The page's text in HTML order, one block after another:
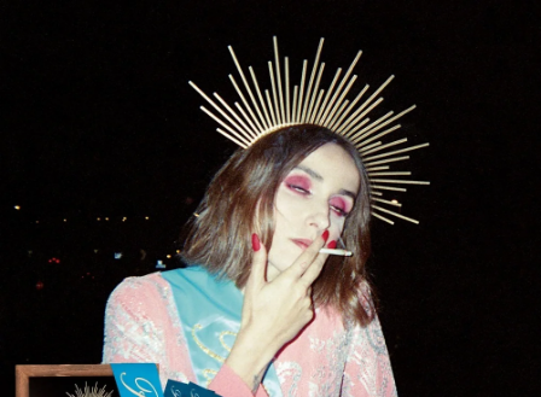
You're all set!